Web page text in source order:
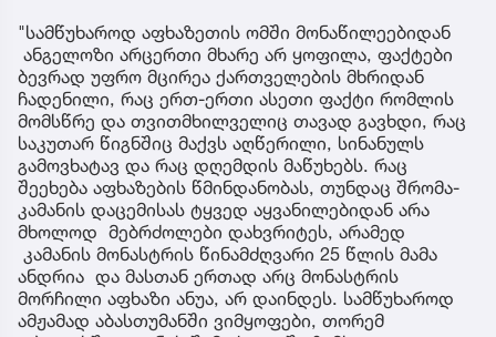
"სამწუხაროდ აფხაზეთის ომში მონაწილეებიდან
ანგელოზი არცერთი მხარე არ ყოფილა, ფაქტები
ბევრად უფრო მცირეა ქართველების მხრიდან
ჩადენილი, რაც ერთ-ერთი ასეთი ფაქტი რომლის
მომსწრე და თვითმხილველიც თავად გავხდი, რაც
საკუთარ წიგნშიც მაქვს აღწერილი, სინანულს
გამოვხატავ და რაც დღემდის მაწუხებს. რაც
შეეხება აფხაზების წმინდანობას, თუნდაც შრომა-
კამანის დაცემისას ტყვედ აყვანილებიდან არა
მხოლოდ მებრძოლები დახვრიტეს, არამედ
კამანის მონასტრის წინამძღვარი 25 წლის მამა
ანდრია და მასთან ერთად არც მონასტრის
მორჩილი აფხაზი ანუა, არ დაინდეს. სამწუხაროდ
ამჟამად აბასთუმანში ვიმყოფები, თორემ